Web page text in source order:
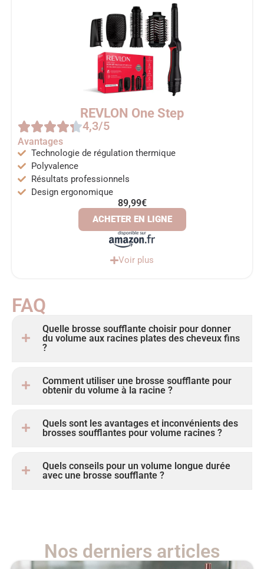
REVLON One Step
4,3/5
Avantages
Technologie de régulation thermique
Polyvalence
Résultats professionnels
Design ergonomique
89,99€
ACHETER EN LIGNE
Voir plus
FAQ
Quelle brosse soufflante choisir pour donner
du volume aux racines plates des cheveux fins
?
Comment utiliser une brosse soufflante pour
obtenir du volume à la racine ?
Quels sont les avantages et inconvénients des
brosses soufflantes pour volume racines ?
Quels conseils pour un volume longue durée
avec une brosse soufflante ?
Nos derniers articles